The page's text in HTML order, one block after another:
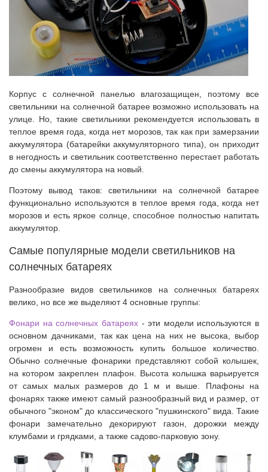
Корпус с солнечной панелью влагозащищен, поэтому все
светильники на солнечной батарее возможно использовать на
улице. Но, такие светильники рекомендуется использовать в
теплое время года, когда нет морозов, так как при замерзании
аккумулятора (батарейки аккумуляторного типа), он приходит
в негодность и светильник соответственно перестает работать
до смены аккумулятора на новый.
Поэтому вывод таков: светильники на солнечной батарее
функционально используются в теплое время года, когда нет
морозов и есть яркое солнце, способное полностью напитать
аккумулятор.
Самые популярные модели светильников на
солнечных батареях
Разнообразие видов светильников на солнечных батареях
велико, но все же выделяют 4 основные группы:
Фонари на солнечных батареях- эти модели используются в
основном дачниками, так как цена на них не высока, выбор
огромен и есть возможность купить большое количество.
Обычно солнечные фонарики представляют собой колышек,
на котором закреплен плафон. Высота колышка варьируется
от самых малых размеров до 1 м и выше. Плафоны на
фонарях также имеют самый разнообразный вид и размер, от
обычного "эконом" до классического "пушкинского" вида. Такие
фонари замечательно декорируют газон, дорожки между
клумбами и грядками, а также садово-парковую зону.